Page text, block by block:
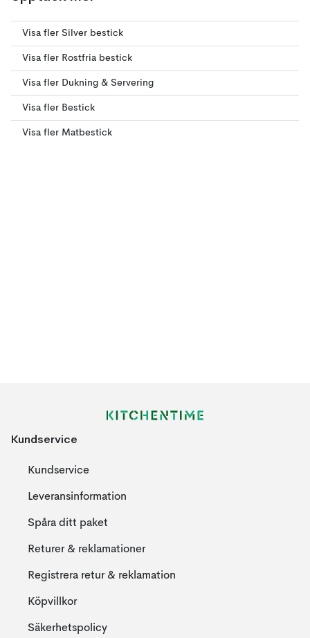
Visa fler Silver bestick
Visa fler Rostfria bestick
Visa fler Dukning & Servering
Visa fler Bestick
Visa fler Matbestick
Kundservice
Kundservice
Leveransinformation
Spåra ditt paket
Returer & reklamationer
Registrera retur & reklamation
Köpvillkor
Säkerhetspolicy